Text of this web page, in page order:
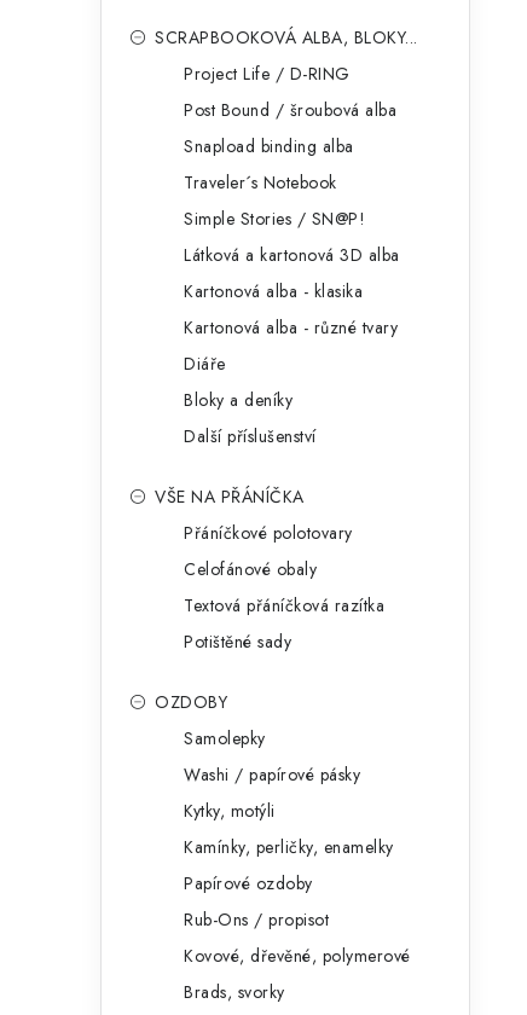
SCRAPBOOKOVÁ ALBA, BLOKY...
Project Life / D-RING
Post Bound / šroubová alba
Snapload binding alba
Traveler´s Notebook
Simple Stories / SN@P!
Látková a kartonová 3D alba
Kartonová alba - klasika
Kartonová alba - různé tvary
Diáře
Bloky a deníky
Další příslušenství
VŠE NA PŘÁNÍČKA
Přáníčkové polotovary
Celofánové obaly
Textová přáníčková razítka
Potištěné sady
OZDOBY
Samolepky
Washi / papírové pásky
Kytky, motýli
Kamínky, perličky, enamelky
Papírové ozdoby
Rub-Ons / propisot
Kovové, dřevěné, polymerové
Brads, svorky